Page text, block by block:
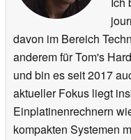
davon im Bereich
anderem für Tom's
und bin es seit 2017
aktueller Fokus liegt
Einplatinenrechnern
kompakten Systemen